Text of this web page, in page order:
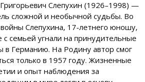
Слепухин (1926–1998) —
сложной и необычной судьбы. Во
Слепухина, 17-летнего юношу,
с семьей угнали на принудительные
в Германию. На Родину автор смог
только в 1957 году. Жизненные
и опыт наблюдения за